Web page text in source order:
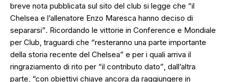
breve nota pubblicata sul sito del club si legge che “il
Chelsea e l’allenatore Enzo Maresca hanno deciso di
separarsi”. Ricordando le vittorie in Conference e Mondiale
per Club, traguardi che “resteranno una parte importante
della storia recente del Chelsea” e per i quali arriva il
ringraziamento di rito per “il contributo dato” , dall’altra
parte, “con obiettivi chiave ancora da raggiungere in